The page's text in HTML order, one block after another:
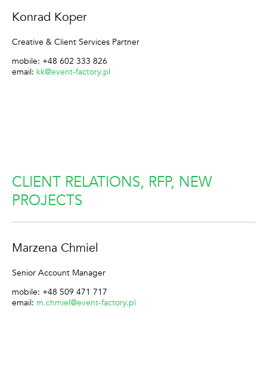
Konrad Koper
Creative & Client Services Partner
mobile: +48 602 333 826
email: kk@event-factory.pl
CLIENT RELATIONS, RFP, NEW
PROJECTS
Marzena Chmiel
Senior Account Manager
mobile: +48 509 471 717
email: m.chmiel@event-factory.pl